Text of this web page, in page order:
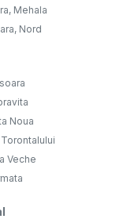
Mehala
Nord
Noua
Veche